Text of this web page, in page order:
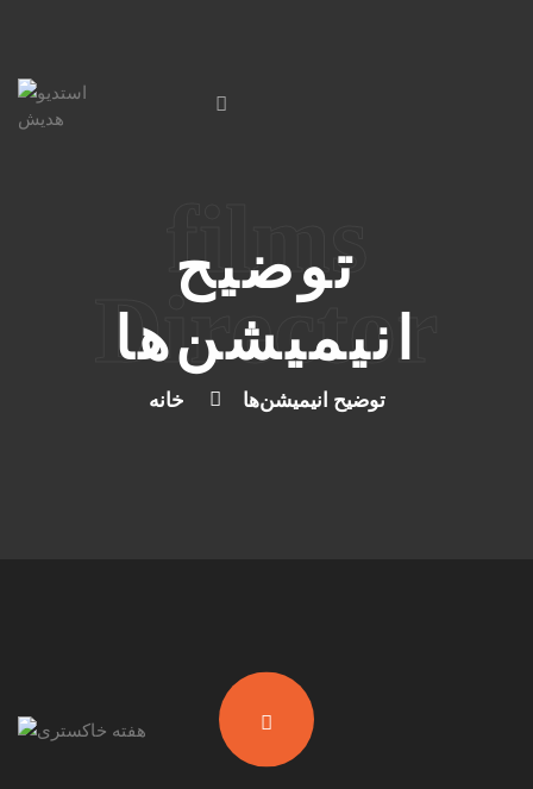
films
Director
توضیح
انیمیشن‌ها
خانه توضیح انیمیشن‌ها